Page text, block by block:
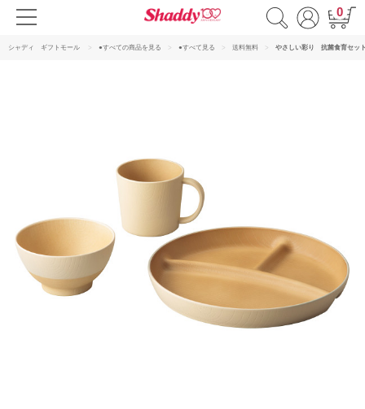
0
シャディ ギフトモール ●すべての商品を見る ●すべて見る 送料無料 やさしい彩り 抗菌食育セッ